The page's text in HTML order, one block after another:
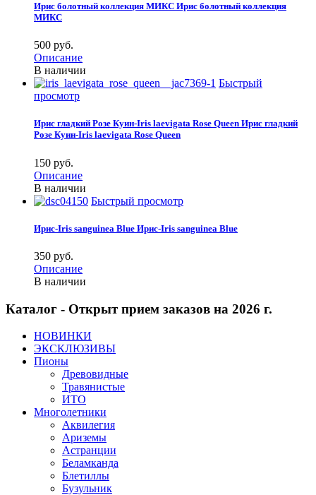
Ирис болотный коллекция МИКС Ирис болотный коллекция
МИКС
500 pуб.
Описание
В наличии
Быстрый
просмотр
Ирис гладкий Розе Куин-Iris laevigata Rose Queen Ирис гладкий
Розе Куин-Iris laevigata Rose Queen
150 pуб.
Описание
В наличии
Быстрый просмотр
Ирис-Iris sanguinea Blue Ирис-Iris sanguinea Blue
350 pуб.
Описание
В наличии
Каталог - Открыт прием заказов на 2026 г.
НОВИНКИ
ЭКСКЛЮЗИВЫ
Пионы
Древовидные
Травянистые
ИТО
Многолетники
Аквилегия
Ариземы
Астранции
Беламканда
Блетиллы
Бузульник